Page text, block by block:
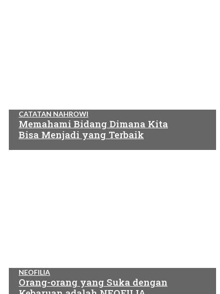
CATATAN NAHROWI
Memahami Bidang Dimana Kita
Bisa Menjadi yang Terbaik
NEOFILIA
Orang-orang yang Suka dengan